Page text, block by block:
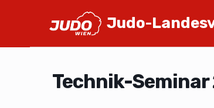
Judo-
Technik-